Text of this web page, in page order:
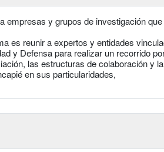
empresas y grupos de investigación
es reunir a expertos y entidades
y Defensa para realizar un recorrido
las estructuras de colaboración y
en sus particularidades,